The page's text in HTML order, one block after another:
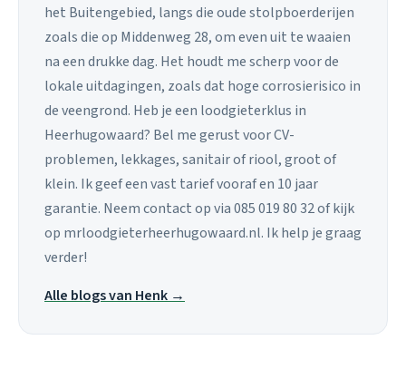
het Buitengebied, langs die oude stolpboerderijen
zoals die op Middenweg 28, om even uit te waaien
na een drukke dag. Het houdt me scherp voor de
lokale uitdagingen, zoals dat hoge corrosierisico in
de veengrond. Heb je een loodgieterklus in
Heerhugowaard? Bel me gerust voor CV-
problemen, lekkages, sanitair of riool, groot of
klein. Ik geef een vast tarief vooraf en 10 jaar
garantie. Neem contact op via 085 019 80 32 of kijk
op mrloodgieterheerhugowaard.nl. Ik help je graag
verder!
Alle blogs van Henk →